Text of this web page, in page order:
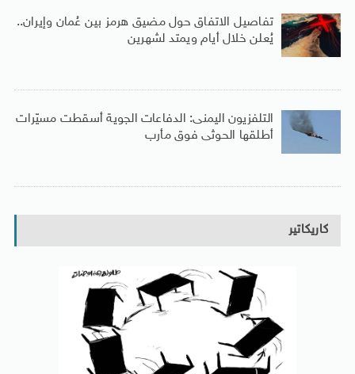
تفاصيل الاتفاق حول مضيق هرمز بين عُمان وإيران..
يُعلن خلال أيام ويمتد لشهرين
التلفزيون اليمنى: الدفاعات الجوية أسقطت مسيّرات
أطلقها الحوثى فوق مأرب
كاريكاتير